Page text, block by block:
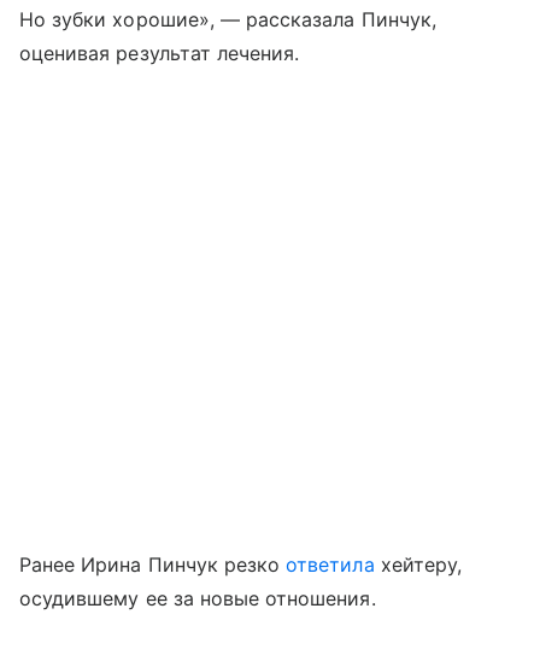
Но зубки хорошие», — рассказала Пинчук,
оценивая результат лечения.
Ранее Ирина Пинчук резкоответила хейтеру,
осудившему ее за новые отношения.